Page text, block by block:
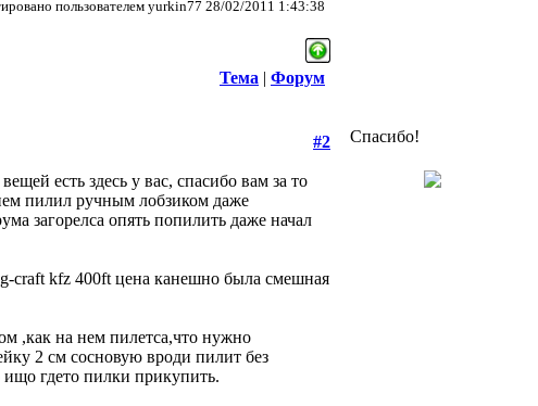
пользователем yurkin77 28/02/2011 1:43:38
Тема | Форум
#2
есть здесь у вас, спасибо вам за то
пилил ручным лобзиком даже
загорелса опять попилить даже начал
craft kfz 400ft цена канешно была смешная
,как на нем пилетса,что нужно
2 см сосновую вроди пилит без
ищо гдето пилки прикупить.
Спасибо!